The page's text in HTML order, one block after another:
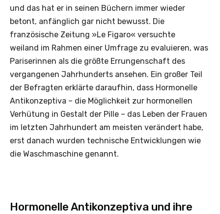
und das hat er in seinen Büchern immer wieder
betont, anfänglich gar nicht bewusst. Die
französische Zeitung »Le Figaro« versuchte
weiland im Rahmen einer Umfrage zu evaluieren, was
Pariserinnen als die größte Errungenschaft des
vergangenen Jahrhunderts ansehen. Ein großer Teil
der Befragten erklärte daraufhin, dass Hormonelle
Antikonzeptiva – die Möglichkeit zur hormonellen
Verhütung in Gestalt der Pille – das Leben der Frauen
im letzten Jahrhundert am meisten verändert habe,
erst danach wurden technische Entwicklungen wie
die Waschmaschine genannt.
Hormonelle Antikonzeptiva und ihre